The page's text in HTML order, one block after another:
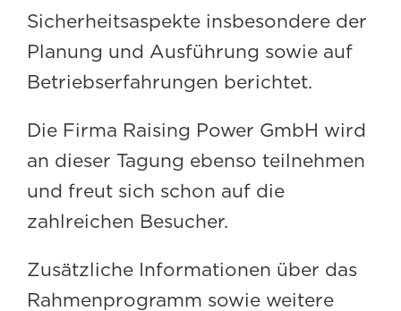
Sicherheitsaspekte insbesondere der
Planung und Ausführung sowie auf
Betriebserfahrungen berichtet.
Die Firma Raising Power GmbH wird
an dieser Tagung ebenso teilnehmen
und freut sich schon auf die
zahlreichen Besucher.
Zusätzliche Informationen über das
Rahmenprogramm sowie weitere